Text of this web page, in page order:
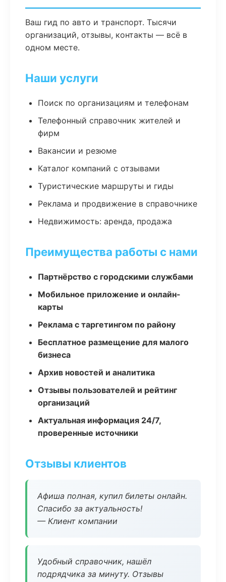
Ваш гид по авто и транспорт. Тысячи
организаций, отзывы, контакты — всё в
одном месте.
Наши услуги
Поиск по организациям и телефонам
Телефонный справочник жителей и
фирм
Вакансии и резюме
Каталог компаний с отзывами
Туристические маршруты и гиды
Реклама и продвижение в справочнике
Недвижимость: аренда, продажа
Преимущества работы с нами
Партнёрство с городскими службами
Мобильное приложение и онлайн-
карты
Реклама с таргетингом по району
Бесплатное размещение для малого
бизнеса
Архив новостей и аналитика
Отзывы пользователей и рейтинг
организаций
Актуальная информация 24/7,
проверенные источники
Отзывы клиентов
Афиша полная, купил билеты онлайн.
Спасибо за актуальность!
— Клиент компании
Удобный справочник, нашёл
подрядчика за минуту. Отзывы